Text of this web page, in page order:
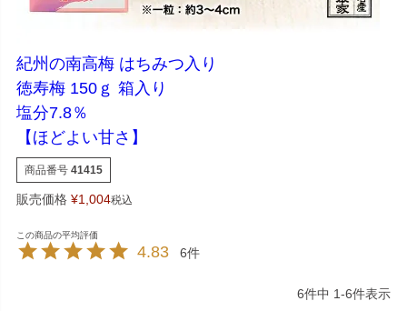
紀州の南高梅 はちみつ入り
徳寿梅 150ｇ 箱入り
塩分7.8％
【ほどよい甘さ】
商品番号 41415
販売価格 ¥1,004税込
4.83 6
6件中 1-6件表示